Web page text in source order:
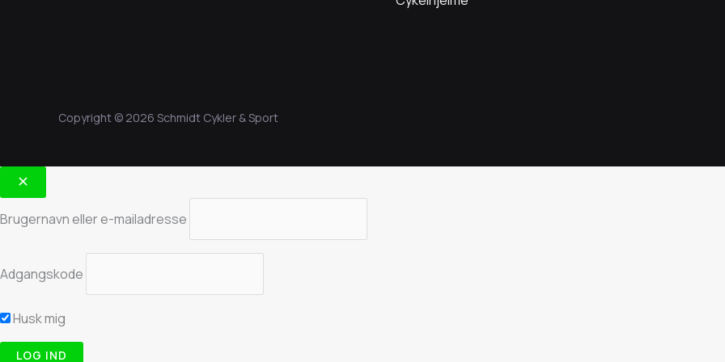
Copyright © 2026 Schmidt Cykler & Sport
Brugernavn eller e-mailadresse
Adgangskode
Husk mig